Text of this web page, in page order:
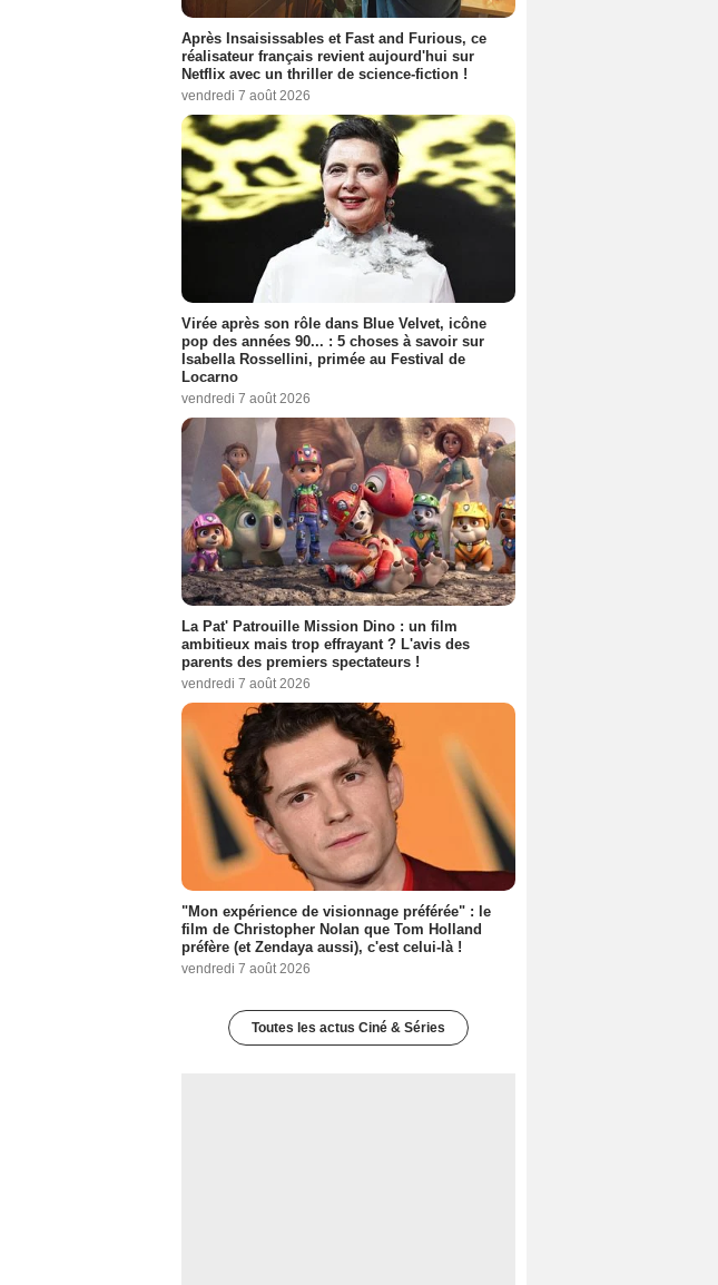
Après Insaisissables et Fast and Furious, ce
réalisateur français revient aujourd'hui sur
Netflix avec un thriller de science-fiction !
vendredi 7 août 2026
Virée après son rôle dans Blue Velvet, icône
pop des années 90... : 5 choses à savoir sur
Isabella Rossellini, primée au Festival de
Locarno
vendredi 7 août 2026
La Pat' Patrouille Mission Dino : un film
ambitieux mais trop effrayant ? L'avis des
parents des premiers spectateurs !
vendredi 7 août 2026
"Mon expérience de visionnage préférée" : le
film de Christopher Nolan que Tom Holland
préfère (et Zendaya aussi), c'est celui-là !
vendredi 7 août 2026
Toutes les actus Ciné & Séries